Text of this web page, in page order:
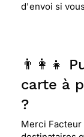
d'envoi si
👨‍👩‍👧
carte à
?
Merci